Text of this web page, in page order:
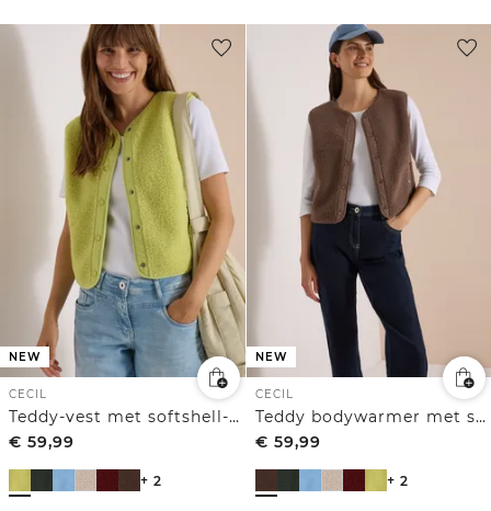
NEW
CECIL
Teddy-vest met softshell-details
€ 59,99
+ 2
NEW
CECIL
Teddy bodywarmer met softshelldetails
€ 59,99
+ 2